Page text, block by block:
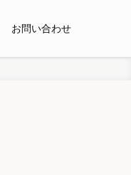
お問い合わせ